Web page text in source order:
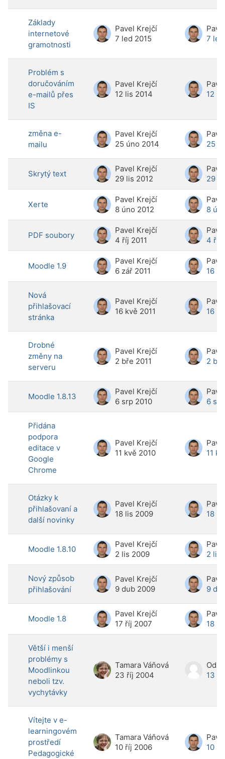
Základy
internetové
gramotnosti
Pavel Krejčí
7 led 2015
7
Problém s
doručováním
e-mailů přes
IS
Pavel Krejčí
12 lis 2014
12
změna e-
mailu
Pavel Krejčí
25 úno 2014
25
Skrytý text
Pavel Krejčí
29 lis 2012
29
Xerte
Pavel Krejčí
8 úno 2012
8
PDF soubory
Pavel Krejčí
4 říj 2011
4 říj
Moodle 1.9
Pavel Krejčí
6 zář 2011
16
Nová
přihlašovací
stránka
Pavel Krejčí
16 kvě 2011
16
Drobné
změny na
serveru
Pavel Krejčí
2 bře 2011
2
Moodle 1.8.13
Pavel Krejčí
6 srp 2010
6
Přidána
podpora
editace v
Google
Chrome
Pavel Krejčí
11 kvě 2010
11
Otázky k
přihlašovaní a
další novinky
Pavel Krejčí
18 lis 2009
18
Moodle 1.8.10
Pavel Krejčí
2 lis 2009
2 lis
Nový způsob
přihlašování
Pavel Krejčí
9 dub 2009
9
Moodle 1.8
Pavel Krejčí
17 říj 2007
18
Větší i menší
problémy s
Moodlinkou
neboli tzv.
vychytávky
Tamara Váňová
23 říj 2004
13
Vítejte v e-
learningovém
prostředí
Pedagogické
Tamara Váňová
10 říj 2006
10